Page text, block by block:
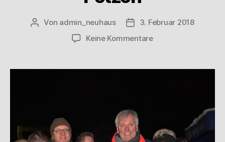
Von admin_neuhaus
3. Februar 2018
Keine Kommentare